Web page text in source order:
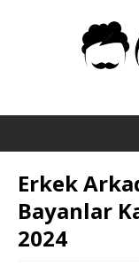
Erkek
Bayanlar
2024